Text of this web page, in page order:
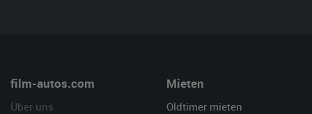
film-autos.com
Über uns
Mieten
Oldtimer mieten